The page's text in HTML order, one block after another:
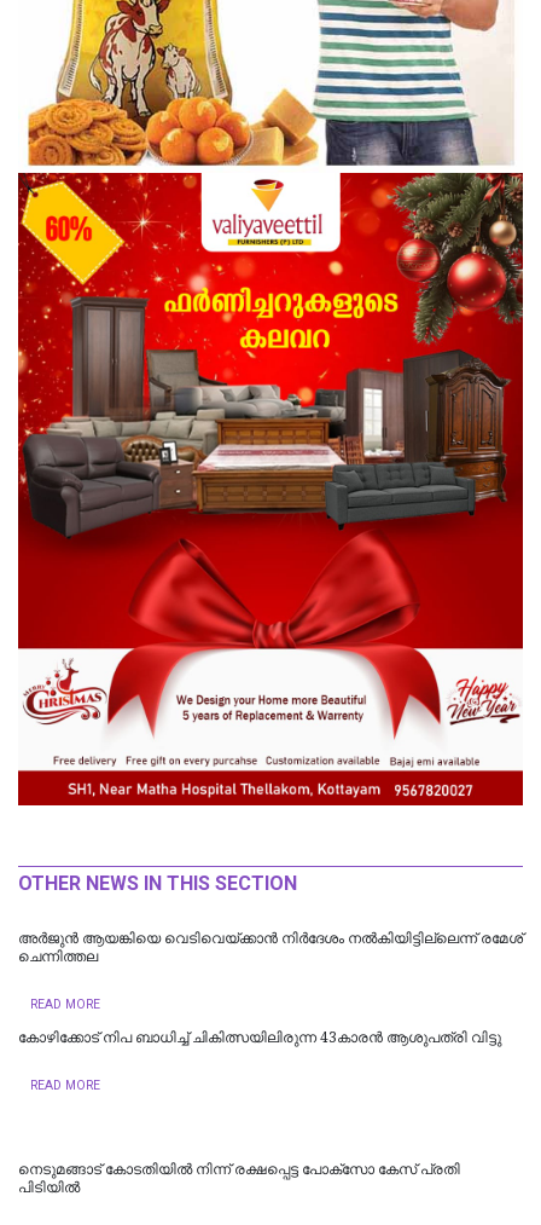
OTHER NEWS IN THIS SECTION
അർജുൻ ആയങ്കിയെ വെടിവെയ്ക്കാൻ നിർദേശം നൽകിയിട്ടില്ലെന്ന് രമേശ്
ചെന്നിത്തല
READ MORE
കോഴിക്കോട് നിപ ബാധിച്ച് ചികിത്സയിലിരുന്ന 43കാരന്‍ ആശുപത്രി വിട്ടു
READ MORE
നെടുമങ്ങാട് കോടതിയില്‍ നിന്ന് രക്ഷപ്പെട്ട പോക്‌സോ കേസ് പ്രതി
പിടിയില്‍